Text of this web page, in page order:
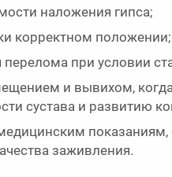
наложения гипса;
корректном положении;
при условии
и вывихом,
сустава и развитию
показаниям,
заживления.